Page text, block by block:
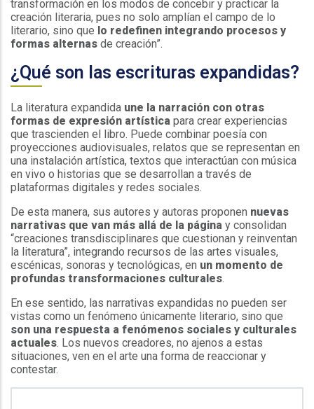
transformación en los modos de concebir y practicar la
creación literaria, pues no solo amplían el campo de lo
literario, sino que lo redefinen integrando procesos y
formas alternas de creación”.
¿Qué son las escrituras expandidas?
La literatura expandida une la narración con otras
formas de expresión artística para crear experiencias
que trascienden el libro. Puede combinar poesía con
proyecciones audiovisuales, relatos que se representan en
una instalación artística, textos que interactúan con música
en vivo o historias que se desarrollan a través de
plataformas digitales y redes sociales.
De esta manera, sus autores y autoras proponen nuevas
narrativas que van más allá de la página y consolidan
“creaciones transdisciplinares que cuestionan y reinventan
la literatura”, integrando recursos de las artes visuales,
escénicas, sonoras y tecnológicas, en un momento de
profundas transformaciones culturales.
En ese sentido, las narrativas expandidas no pueden ser
vistas como un fenómeno únicamente literario, sino que
son una respuesta a fenómenos sociales y culturales
actuales. Los nuevos creadores, no ajenos a estas
situaciones, ven en el arte una forma de reaccionar y
contestar.